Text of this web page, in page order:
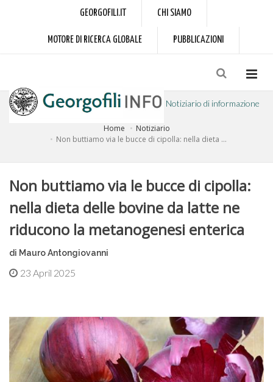
GEORGOFILI.IT CHI SIAMO
MOTORE DI RICERCA GLOBALE PUBBLICAZIONI
Notiziario di informazione
a cura dell'Accademia dei Georgofili
Home
Notiziario
Non buttiamo via le bucce di cipolla: nella dieta ...
Non buttiamo via le bucce di cipolla:
nella dieta delle bovine da latte ne
riducono la metanogenesi enterica
di Mauro Antongiovanni
23 April 2025